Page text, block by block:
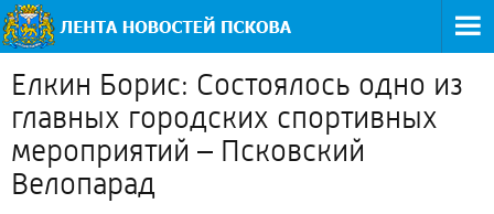
Елкин Борис: Состоялось одно из
главных городских спортивных
мероприятий – Псковский
Велопарад